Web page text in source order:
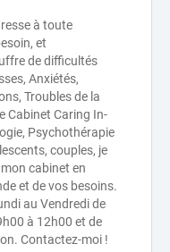
à toute
et
de difficultés
Anxiétés,
Troubles de la
Cabinet Caring In-
Psychothérapie
couples, je
cabinet en
et de vos besoins.
au Vendredi de
à 12h00 et de
Contactez-moi !